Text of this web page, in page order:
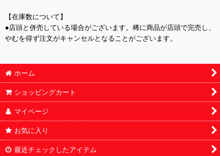
【在庫数について】
●店頭と併売している場合がございます。稀に商品が店頭で完売し、
やむを得ず注文がキャンセルとなることがございます。
ホーム
ショッピングカート
マイページ
お気に入り
最近チェックしたアイテム